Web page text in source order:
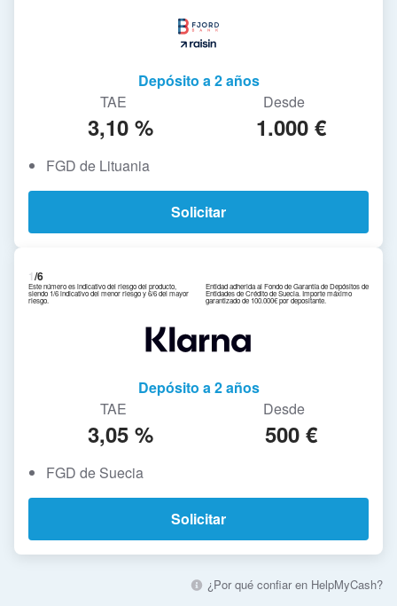
Depósito a 2 años
TAE
3,10 %
Desde
1.000 €
FGD de Lituania
Solicitar
1/6
Este número es indicativo del riesgo del producto,
siendo 1/6 indicativo del menor riesgo y 6/6 del mayor
riesgo.
Entidad adherida al Fondo de Garantía de Depósitos de
Entidades de Crédito de Suecia. Importe máximo
garantizado de 100.000€ por depositante.
Depósito a 2 años
TAE
3,05 %
Desde
500 €
FGD de Suecia
Solicitar
¿Por qué confiar en HelpMyCash?